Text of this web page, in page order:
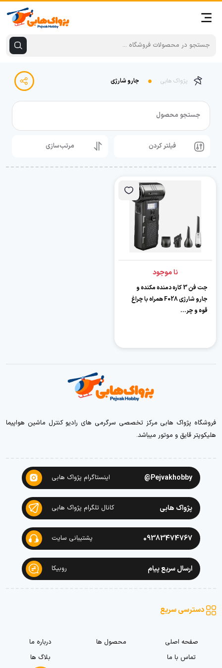
پژواک هابی جارو شارژی
جستجو محصول
فیلتر کردن مرتب‌سازی
نا موجود
جت فن 3 کاره دمنده مکنده و
جارو شارژی F028 همراه با چراغ
قوه و چر...
فروشگاه پژواک هابی مرکز تخصصی سرگرمی های رادیو کنترل ماشین هواپیما
هلیکوپتر قایق و موتور میباشد.
Pejvakhobby@ اینستاگرام پژواک هابی
پژواک هابی کانال تلگرام پژواک هابی
09383474767 پشتیبانی سایت
ارسال سریع پیام روبیکا
دسترسی سریع
صفحه اصلی محصول ها
درباره ما
تماس با ما
بلاگ ها